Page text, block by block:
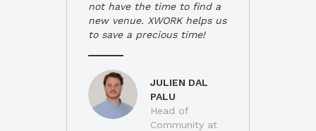
not have the time to find a
new venue. XWORK helps us
to save a precious time!
JULIEN DAL
PALU
Head of
Community at